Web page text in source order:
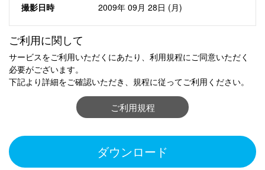
撮影日時
2009年 09月 28日 (月)
ご利用に関して
サービスをご利用いただくにあたり、利用規程にご同意いただく
必要がございます。
下記より詳細をご確認いただき、規程に従ってご利用ください。
ご利用規程
ダウンロード